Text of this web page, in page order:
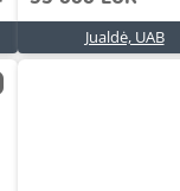
Jualdė, UAB